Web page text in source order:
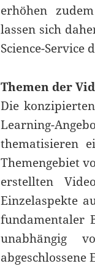
erhöhen
lassen sich
Science-Service
Themen der
Die
Learning-
thematisieren
Themengebiet
erstellten
Einzelaspekte
fundamentaler
unabhängig
abgeschlossene